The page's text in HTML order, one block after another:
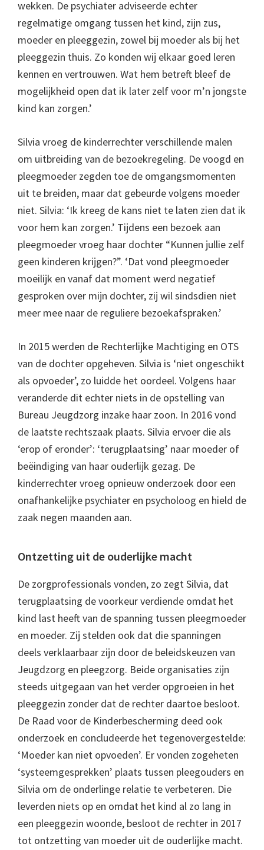
wekken. De psychiater adviseerde echter
regelmatige omgang tussen het kind, zijn zus,
moeder en pleeggezin, zowel bij moeder als bij het
pleeggezin thuis. Zo konden wij elkaar goed leren
kennen en vertrouwen. Wat hem betreft bleef de
mogelijkheid open dat ik later zelf voor m’n jongste
kind kan zorgen.’
Silvia vroeg de kinderrechter verschillende malen
om uitbreiding van de bezoekregeling. De voogd en
pleegmoeder zegden toe de omgangsmomenten
uit te breiden, maar dat gebeurde volgens moeder
niet. Silvia: ‘Ik kreeg de kans niet te laten zien dat ik
voor hem kan zorgen.’ Tijdens een bezoek aan
pleegmoeder vroeg haar dochter “Kunnen jullie zelf
geen kinderen krijgen?”. ‘Dat vond pleegmoeder
moeilijk en vanaf dat moment werd negatief
gesproken over mijn dochter, zij wil sindsdien niet
meer mee naar de reguliere bezoekafspraken.’
In 2015 werden de Rechterlijke Machtiging en OTS
van de dochter opgeheven. Silvia is ‘niet ongeschikt
als opvoeder’, zo luidde het oordeel. Volgens haar
veranderde dit echter niets in de opstelling van
Bureau Jeugdzorg inzake haar zoon. In 2016 vond
de laatste rechtszaak plaats. Silvia ervoer die als
‘erop of eronder’: ‘terugplaatsing’ naar moeder of
beëindiging van haar ouderlijk gezag. De
kinderrechter vroeg opnieuw onderzoek door een
onafhankelijke psychiater en psycholoog en hield de
zaak negen maanden aan.
Ontzetting uit de ouderlijke macht
De zorgprofessionals vonden, zo zegt Silvia, dat
terugplaatsing de voorkeur verdiende omdat het
kind last heeft van de spanning tussen pleegmoeder
en moeder. Zij stelden ook dat die spanningen
deels verklaarbaar zijn door de beleidskeuzen van
Jeugdzorg en pleegzorg. Beide organisaties zijn
steeds uitgegaan van het verder opgroeien in het
pleeggezin zonder dat de rechter daartoe besloot.
De Raad voor de Kinderbescherming deed ook
onderzoek en concludeerde het tegenovergestelde:
‘Moeder kan niet opvoeden’. Er vonden zogeheten
‘systeemgesprekken’ plaats tussen pleegouders en
Silvia om de onderlinge relatie te verbeteren. Die
leverden niets op en omdat het kind al zo lang in
een pleeggezin woonde, besloot de rechter in 2017
tot ontzetting van moeder uit de ouderlijke macht.